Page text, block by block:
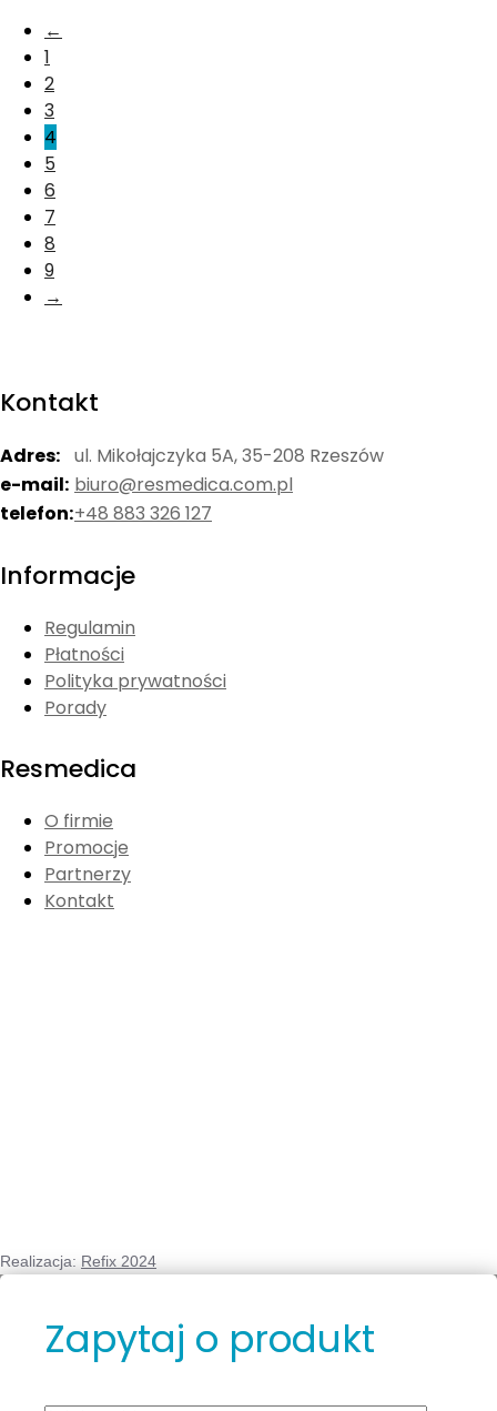
←
1
2
3
4
5
6
7
8
9
→
Kontakt
Adres: ul. Mikołajczyka 5A, 35-208 Rzeszów
e-mail: biuro@resmedica.com.pl
telefon:+48 883 326 127
Informacje
Regulamin
Płatności
Polityka prywatności
Porady
Resmedica
O firmie
Promocje
Partnerzy
Kontakt
Realizacja: Refix 2024
Zapytaj o produkt